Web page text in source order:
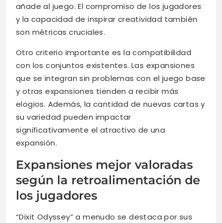
añade al juego. El compromiso de los jugadores
y la capacidad de inspirar creatividad también
son métricas cruciales.
Otro criterio importante es la compatibilidad
con los conjuntos existentes. Las expansiones
que se integran sin problemas con el juego base
y otras expansiones tienden a recibir más
elogios. Además, la cantidad de nuevas cartas y
su variedad pueden impactar
significativamente el atractivo de una
expansión.
Expansiones mejor valoradas
según la retroalimentación de
los jugadores
“Dixit Odyssey” a menudo se destaca por sus